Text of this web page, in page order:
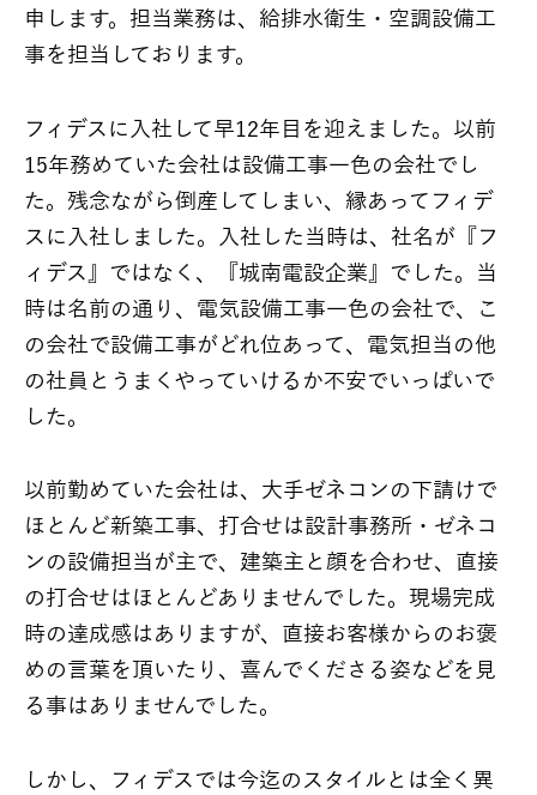
申します。担当業務は、 給排水衛生 ・ 空調設備工
事を担当しております。
フィデスに入社して早12年目を迎えました。以前
15年務めていた会社は設備工事一色の会社でし
た。残念ながら倒産してしまい、縁あってフィデ
スに入社しました。入社した当時は、社名が『フ
ィデス』ではなく、『城南電設企業』でした。当
時は名前の通り、電気設備工事一色の会社で、こ
の会社で設備工事がどれ位あって、電気担当の他
の社員とうまくやっていけるか不安でいっぱいで
した。
以前勤めていた会社は、大手ゼネコンの下請けで
ほとんど新築工事、打合せは設計事務所・ゼネコ
ンの設備担当が主で、建築主と顔を合わせ、直接
の打合せはほとんどありませんでした。現場完成
時の達成感はありますが、直接お客様からのお褒
めの言葉を頂いたり、喜んでくださる姿などを見
る事はありませんでした。
しかし、フィデスでは今迄のスタイルとは全く異